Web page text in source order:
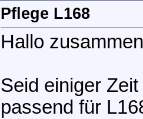
Pflege L168
Hallo zusammen
Seid einiger
passend für